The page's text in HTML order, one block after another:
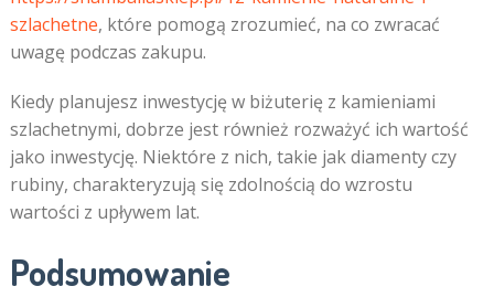
szlachetne, które pomogą zrozumieć, na co zwracać
uwagę podczas zakupu.
Kiedy planujesz inwestycję w biżuterię z kamieniami
szlachetnymi, dobrze jest również rozważyć ich wartość
jako inwestycję. Niektóre z nich, takie jak diamenty czy
rubiny, charakteryzują się zdolnością do wzrostu
wartości z upływem lat.
Podsumowanie